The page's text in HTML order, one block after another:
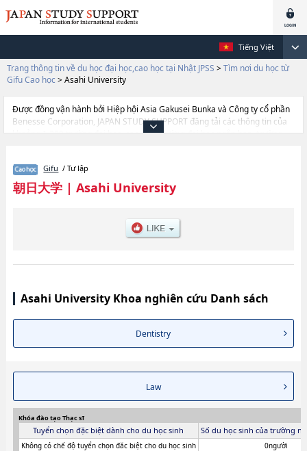
Tiếng Việt
Trang thông tin về du học đại học,cao học tại Nhật JPSS > Tìm nơi du học từ
Gifu Cao học > Asahi University
Được đồng vận hành bởi Hiệp hội Asia Gakusei Bunka và Công ty cổ phần
Benesse Corporation, JAPAN STUDY SUPPORT đăng tải các thông tin của
khoảng 1.300 trường đại học, cao học, trường đại học ngắn hạn, trường
thiết dành cho du học sinh, như là về các DentistryhoặcLawhoặcBusiness
Administration, thông tin về từng khoa nghiên cứu, thông tin liên quan đến
thi tuyển như số lượng tuyển sinh, số lượng trúng tuyển, cở sở trang thiết
Gifu / Tư lập
朝日大学| Asahi University
Asahi University Khoa nghiên cứu Danh sách
Dentistry
Law
Khóa đào tạo Thạc sĩ
Tuyển chọn đặc biệt dành cho du học sinh Số du học sinh của trường
Không có chế độ tuyển chọn đăc biệt cho du học sinh 0người